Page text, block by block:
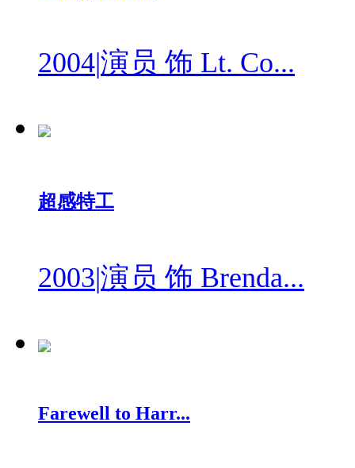
2004|演员 饰 Lt. Co...
超感特工
2003|演员 饰 Brenda...
Farewell to Harr...